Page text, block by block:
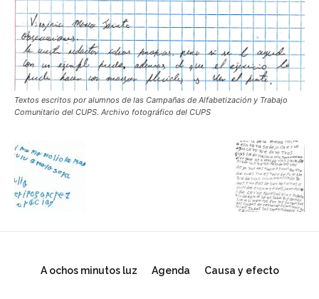
Textos escritos por alumnos de las Campañas de Alfabetización y Trabajo
Comunitario del CUPS. Archivo fotográfico del CUPS
A ochos minutos luz Agenda Causa y efecto